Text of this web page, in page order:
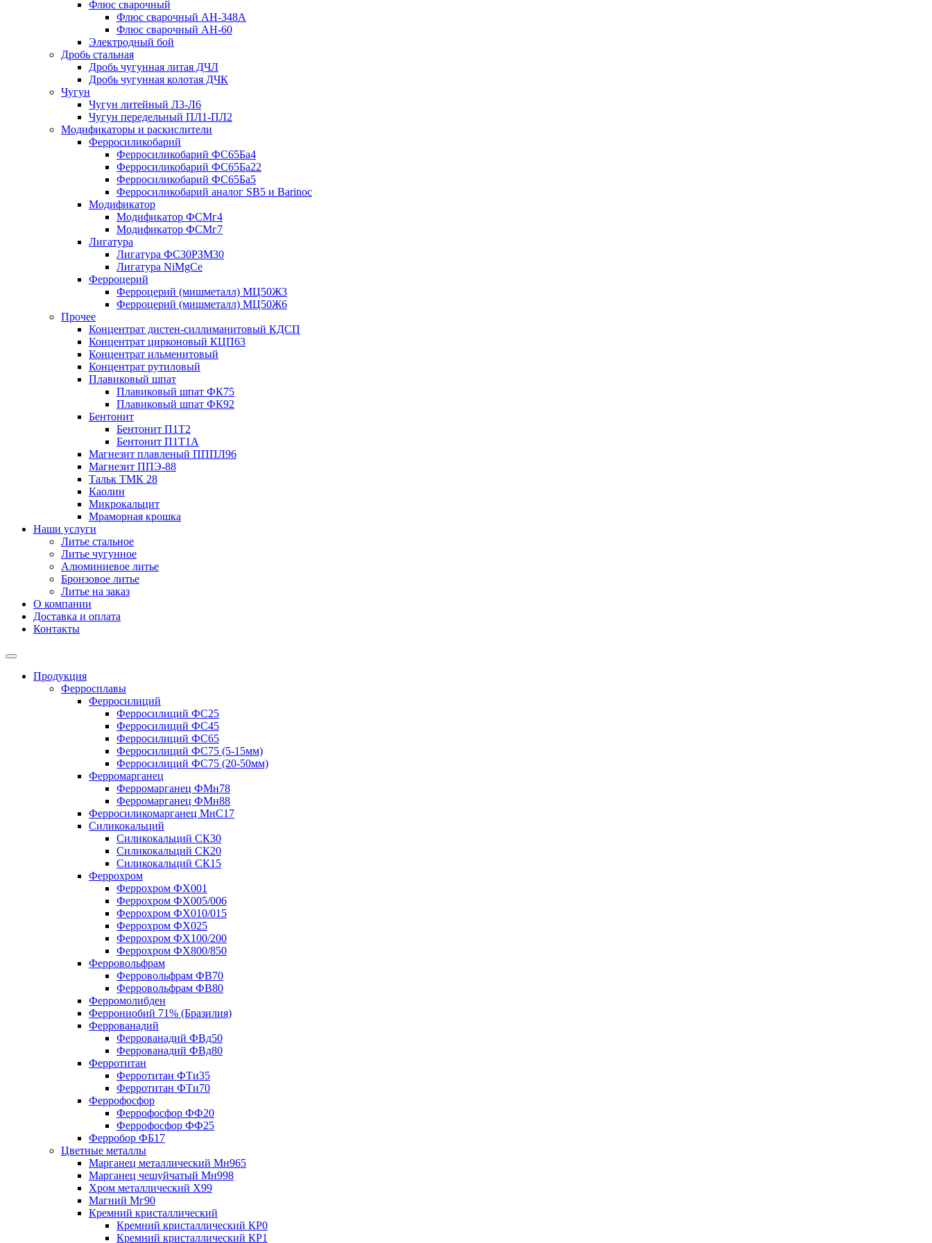
Флюс сварочный
Флюс сварочный АН-348А
Флюс сварочный АН-60
Электродный бой
Дробь стальная
Дробь чугунная литая ДЧЛ
Дробь чугунная колотая ДЧК
Чугун
Чугун литейный Л3-Л6
Чугун передельный ПЛ1-ПЛ2
Модификаторы и раскислители
Ферросиликобарий
Ферросиликобарий ФС65Ба4
Ферросиликобарий ФС65Ба22
Ферросиликобарий ФС65Ба5
Ферросиликобарий аналог SB5 и Barinoc
Модификатор
Модификатор ФСМг4
Модификатор ФСМг7
Лигатура
Лигатура ФС30РЗМ30
Лигатура NiMgCe
Ферроцерий
Ферроцерий (мишметалл) МЦ50Ж3
Ферроцерий (мишметалл) МЦ50Ж6
Прочее
Концентрат дистен-силлиманитовый КДСП
Концентрат цирконовый КЦП63
Концентрат ильменитовый
Концентрат рутиловый
Плавиковый шпат
Плавиковый шпат ФК75
Плавиковый шпат ФК92
Бентонит
Бентонит П1Т2
Бентонит П1Т1А
Магнезит плавленый ПППЛ96
Магнезит ППЭ-88
Тальк ТМК 28
Каолин
Микрокальцит
Мраморная крошка
Наши услуги
Литье стальное
Литье чугунное
Алюминиевое литье
Бронзовое литье
Литье на заказ
О компании
Доставка и оплата
Контакты
Продукция
Ферросплавы
Ферросилиций
Ферросилиций ФС25
Ферросилиций ФС45
Ферросилиций ФС65
Ферросилиций ФС75 (5-15мм)
Ферросилиций ФС75 (20-50мм)
Ферромарганец
Ферромарганец ФМн78
Ферромарганец ФМн88
Ферросиликомарганец МнС17
Силикокальций
Силикокальций СК30
Силикокальций СК20
Силикокальций СК15
Феррохром
Феррохром ФХ001
Феррохром ФХ005/006
Феррохром ФХ010/015
Феррохром ФХ025
Феррохром ФХ100/200
Феррохром ФХ800/850
Ферровольфрам
Ферровольфрам ФВ70
Ферровольфрам ФВ80
Ферромолибден
Феррониобий 71% (Бразилия)
Феррованадий
Феррованадий ФВд50
Феррованадий ФВд80
Ферротитан
Ферротитан ФТи35
Ферротитан ФТи70
Феррофосфор
Феррофосфор ФФ20
Феррофосфор ФФ25
Ферробор ФБ17
Цветные металлы
Марганец металлический Мн965
Марганец чешуйчатый Мн998
Хром металлический Х99
Магний Мг90
Кремний кристаллический
Кремний кристаллический КР0
Кремний кристаллический КР1